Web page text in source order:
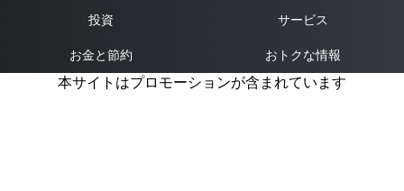
投資 サービス
お金と節約 おトクな情報
本サイトはプロモーションが含まれています